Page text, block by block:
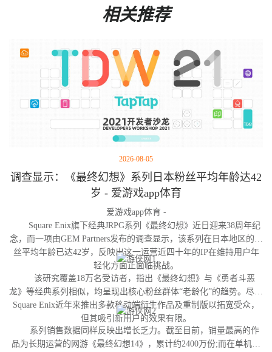
相关推荐
2026-08-05
调查显示：《最终幻想》系列日本粉丝平均年龄达42
岁 - 爱游戏app体育
爱游戏app体育 -
Square Enix旗下经典JRPG系列《最终幻想》近日迎来38周年纪
念，而一项由GEM Partners发布的调查显示，该系列在日本地区的粉
丝平均年龄已达42岁，反映出这一运营近四十年的IP在维持用户年
轻化方面正面临挑战。
该研究覆盖18万名受访者，指出《最终幻想》与《勇者斗恶
龙》等经典系列相似，均呈现出核心粉丝群体“老龄化”的趋势。尽管
Square Enix近年来推出多款移动端衍生作品及重制版以拓宽受众，
但其吸引新用户的效果有限。
系列销售数据同样反映出增长乏力。截至目前，销量最高的作
品为长期运营的网游《最终幻想14》，累计约2400万份;而在单机作